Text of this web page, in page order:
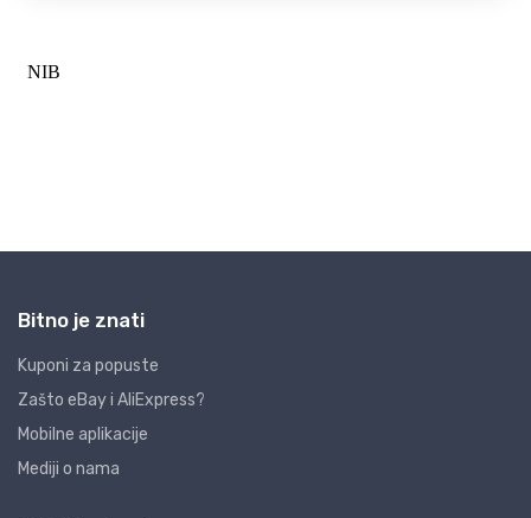
Bitno je znati
Kuponi za popuste
Zašto eBay i AliExpress?
Mobilne aplikacije
Mediji o nama